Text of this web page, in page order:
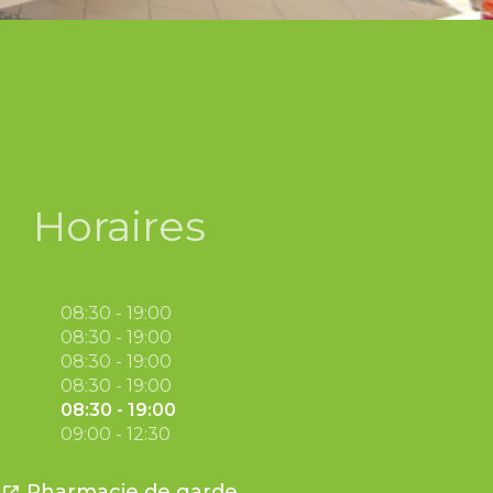
Horaires
08:30 - 19:00
08:30 - 19:00
08:30 - 19:00
08:30 - 19:00
08:30 - 19:00
09:00 - 12:30